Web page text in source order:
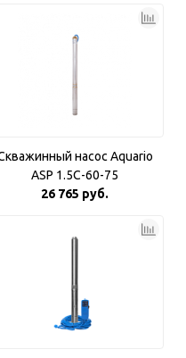
насос Aquario
ASP 1.5С-60-75
26 765 руб.